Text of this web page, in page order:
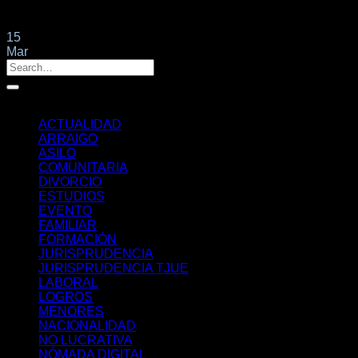
15
Mar
ACTUALIDAD
ARRAIGO
ASILO
COMUNITARIA
DIVORCIO
ESTUDIOS
EVENTO
FAMILIAR
FORMACIÓN
JURISPRUDENCIA
JURISPRUDENCIA TJUE
LABORAL
LOGROS
MENORES
NACIONALIDAD
NO LUCRATIVA
NÓMADA DIGITAL